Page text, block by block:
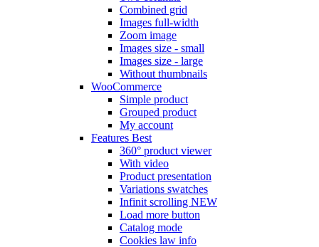
Combined grid
Images full-width
Zoom image
Images size - small
Images size - large
Without thumbnails
WooCommerce
Simple product
Grouped product
My account
Features Best
360° product viewer
With video
Product presentation
Variations swatches
Infinit scrolling NEW
Load more button
Catalog mode
Cookies law info